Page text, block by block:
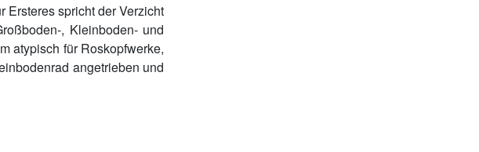
Ersteres spricht der Verzicht
, Kleinboden- und
atypisch für Roskopfwerke,
angetrieben und